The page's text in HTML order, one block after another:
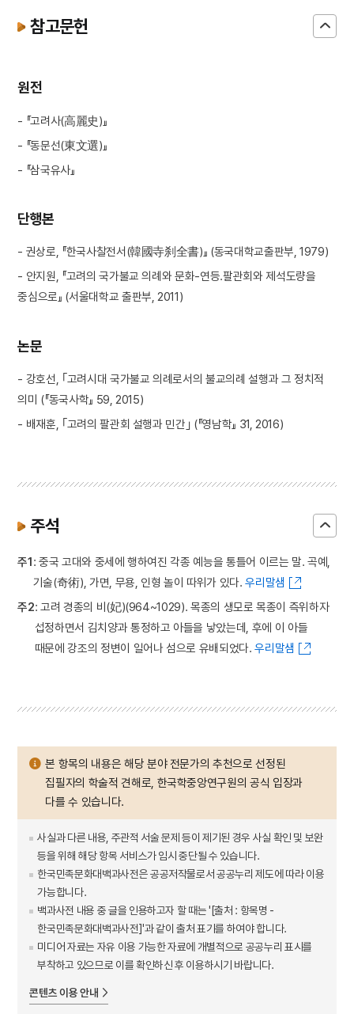
참고문헌
원전
- 『고려사(高麗史)』
- 『동문선(東文選)』
- 『삼국유사』
단행본
- 권상로, 『한국사찰전서(韓國寺刹全書)』 (동국대학교출판부, 1979)
- 안지원, 『고려의 국가불교 의례와 문화-연등.팔관회와 제석도량을
중심으로』 (서울대학교 출판부, 2011)
논문
- 강호선, ｢고려시대 국가불교 의례로서의 불교의례 설행과 그 정치적
의미 (『동국사학』 59, 2015)
- 배재훈, ｢고려의 팔관회 설행과 민간｣ (『영남학』 31, 2016)
주석
주1: 중국 고대와 중세에 행하여진 각종 예능을 통틀어 이르는 말. 곡예,
기술(奇術), 가면, 무용, 인형 놀이 따위가 있다.우리말샘
주2: 고려 경종의 비(妃)(964~1029). 목종의 생모로 목종이 즉위하자
섭정하면서 김치양과 통정하고 아들을 낳았는데, 후에 이 아들
때문에 강조의 정변이 일어나 섬으로 유배되었다.우리말샘
본 항목의 내용은 해당 분야 전문가의 추천으로 선정된
집필자의 학술적 견해로, 한국학중앙연구원의 공식 입장과
다를 수 있습니다.
사실과 다른 내용, 주관적 서술 문제 등이 제기된 경우 사실 확인 및 보완
등을 위해 해당 항목 서비스가 임시 중단될 수 있습니다.
한국민족문화대백과사전은 공공저작물로서 공공누리 제도에 따라 이용
가능합니다.
백과사전 내용 중 글을 인용하고자 할 때는 '[출처 : 항목명 -
한국민족문화대백과사전]'과 같이 출처 표기를 하여야 합니다.
미디어 자료는 자유 이용 가능한 자료에 개별적으로 공공누리 표시를
부착하고 있으므로 이를 확인하신 후 이용하시기 바랍니다.
콘텐츠 이용 안내